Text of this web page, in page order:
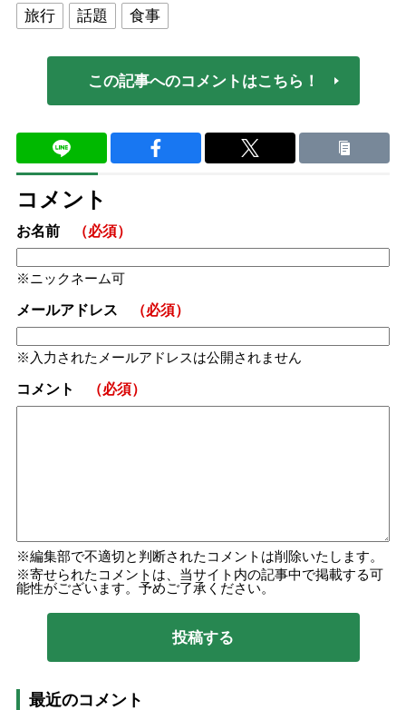
旅行
話題 食事
この記事へのコメントはこちら！
コメント
お名前 （必須）
ニックネーム可
メールアドレス （必須）
入力されたメールアドレスは公開されません
コメント （必須）
編集部で不適切と判断されたコメントは削除いたします。
寄せられたコメントは、当サイト内の記事中で掲載する可
能性がございます。予めご了承ください。
最近のコメント